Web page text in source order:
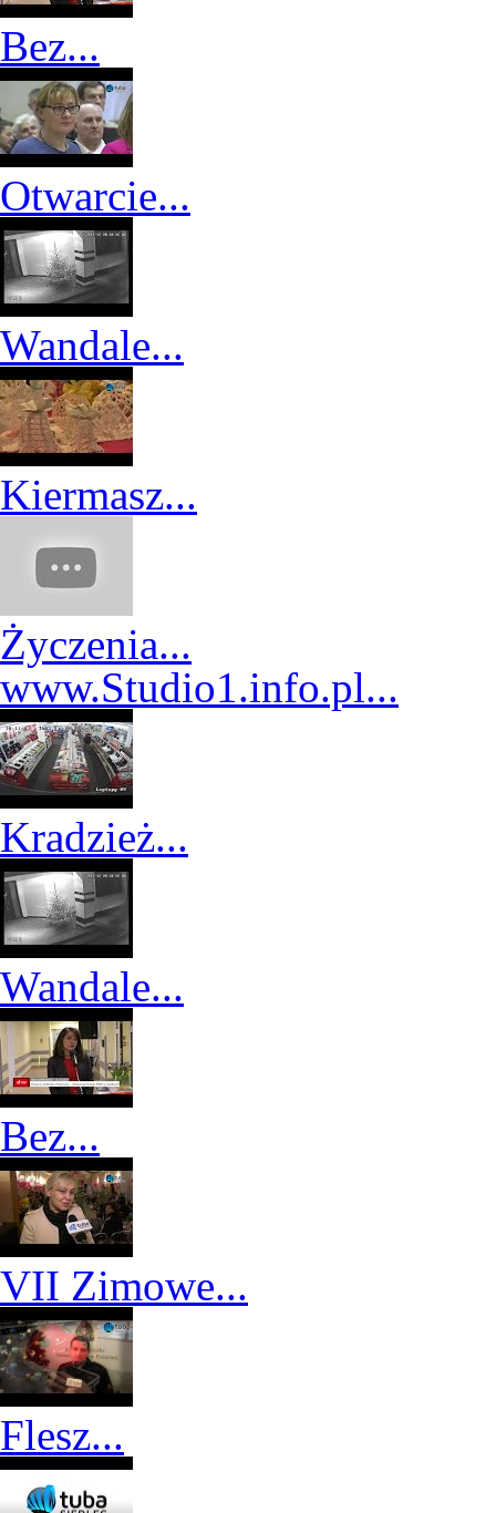
Bez...
Otwarcie...
Wandale...
Kiermasz...
Życzenia...
www.Studio1.info.pl...
Kradzież...
Wandale...
Bez...
VII Zimowe...
Flesz...